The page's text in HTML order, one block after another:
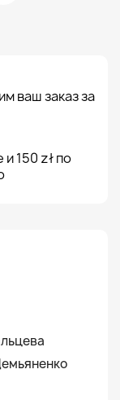
ваш заказ за
150 zł по